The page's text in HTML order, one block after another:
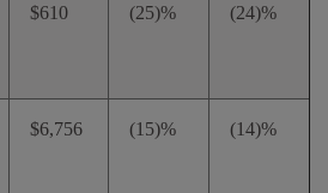
$610 (25)% (24)%
$6,756 (15)% (14)%